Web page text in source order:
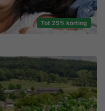
Tot 25% korting